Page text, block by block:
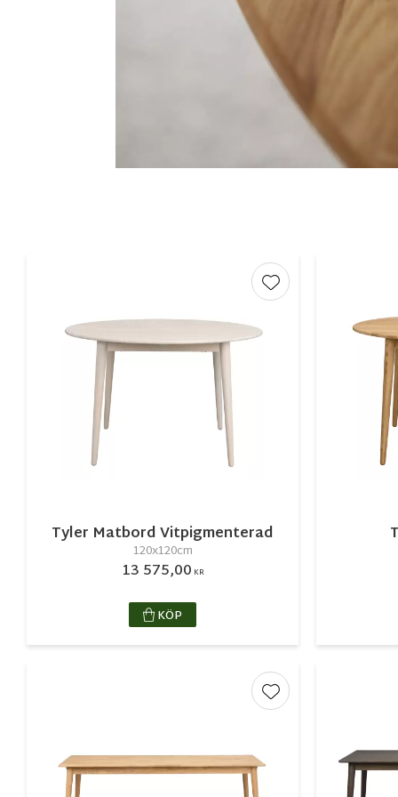
Tyler Matbord Vitpigmenterad
120x120cm
13 575,00 KR
Lägg till i
KÖP
Lägg till i